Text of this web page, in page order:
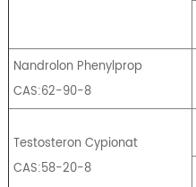
Nandrolon Phenylprop
CAS:62-90-8
Testosteron Cypionat
CAS:58-20-8